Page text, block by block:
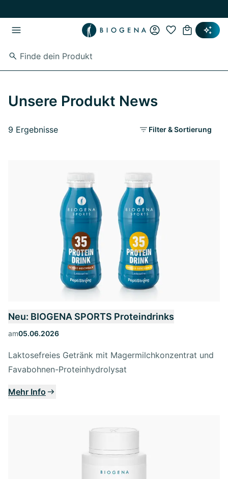
Unsere Produkt News
9 Ergebnisse Filter & Sortierung
Neu: BIOGENA SPORTS Proteindrinks
am05.06.2026
Laktosefreies Getränk mit Magermilchkonzentrat und
Favabohnen-Proteinhydrolysat
Mehr Info